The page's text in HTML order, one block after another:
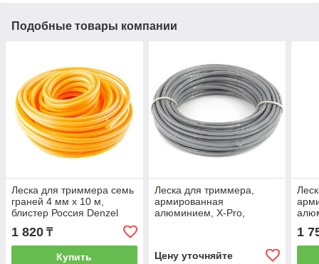
Подобные товары компании
Леска для триммера семь
граней 4 мм х 10 м,
блистер Россия Denzel
1 820 ₸
Купить
Леска для триммера,
армированная
алюминием, X-Pro,
Цену уточняйте
м,
1